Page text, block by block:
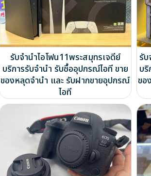
รับจำนำไอโฟน11พระสมุทรเจดีย์
บริการรับจำนำ รับซื้ออุปกรณ์ไอที ขาย
ของหลุดจำนำ และ รับฝากขายอุปกรณ์
ไอที
รั
บ
ขอ